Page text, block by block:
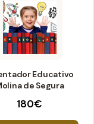
180€
Educativo
de Segura